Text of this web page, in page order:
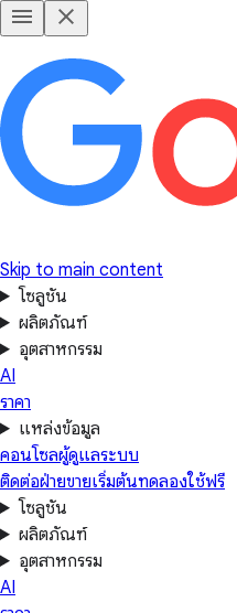
Skip to main content
โซลูชัน
ผลิตภัณฑ์
อุตสาหกรรม
AI
ราคา
แหล่งข้อมูล
คอนโซลผู้ดูแลระบบ
ติดต่อฝ่ายขายเริ่มต้นทดลองใช้ฟรี
โซลูชัน
ผลิตภัณฑ์
อุตสาหกรรม
AI